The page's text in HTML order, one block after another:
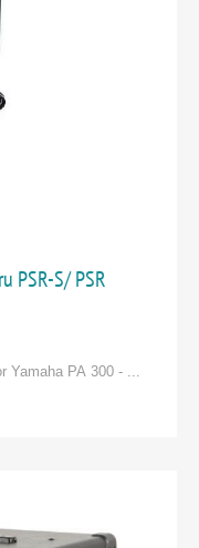
PSR-S/ PSR
Yamaha PA 300 - ...